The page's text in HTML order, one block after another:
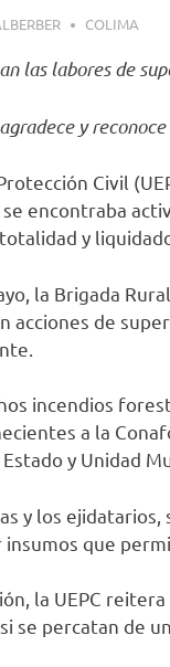
COLIMA
las labores de
y
Civil
encontraba
y
la Brigada
acciones de
incendios
a la
y Unidad
y los
que
la UEPC
se percatan de